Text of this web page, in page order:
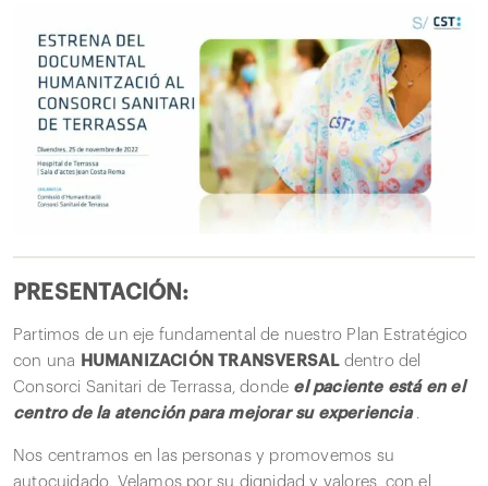
PRESENTACIÓN:
Partimos de un eje fundamental de nuestro Plan Estratégico
con una HUMANIZACIÓN TRANSVERSALdentro del
Consorci Sanitari de Terrassa, donde el paciente está en el
centro de la atención para mejorar su experiencia.
Nos centramos en las personas y promovemos su
autocuidado. Velamos por su dignidad y valores, con el